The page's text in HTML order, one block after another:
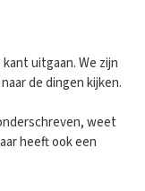
uitgaan. We zijn
de dingen kijken.
weet
heeft ook een